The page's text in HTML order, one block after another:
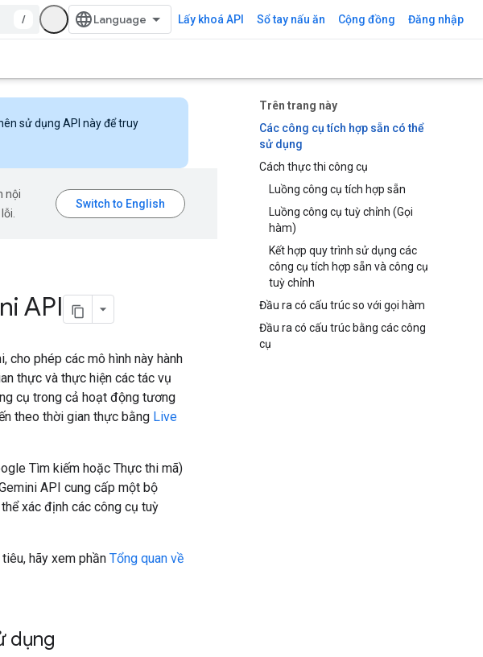
/ Lấy khoá API Sổ tay nấu ăn Cộng đồng Đăng nhập
Trên trang này
Các công cụ tích hợp sẵn có thể
sử dụng
Cách thực thi công cụ
Luồng công cụ tích hợp sẵn
Luồng công cụ tuỳ chỉnh (Gọi
hàm)
Kết hợp quy trình sử dụng các
công cụ tích hợp sẵn và công cụ
tuỳ chỉnh
Đầu ra có cấu trúc so với gọi hàm
Đầu ra có cấu trúc bằng các công
cụ
sử dụng API này để truy
nội
API
cho phép các mô hình này hành
thực và thực hiện các tác vụ
cụ trong cả hoạt động tương
theo thời gian thực bằng Live
Tìm kiếm hoặc Thực thi mã)
API cung cấp một bộ
xác định các công cụ tuỳ
hãy xem phần Tổng quan về
dụng